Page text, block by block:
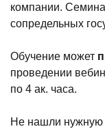
компании.
сопредельных
Обучение может
проведении
по 4 ак. часа.
Не нашли нужную